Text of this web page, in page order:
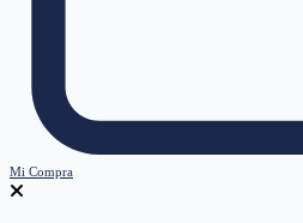
Mi Compra